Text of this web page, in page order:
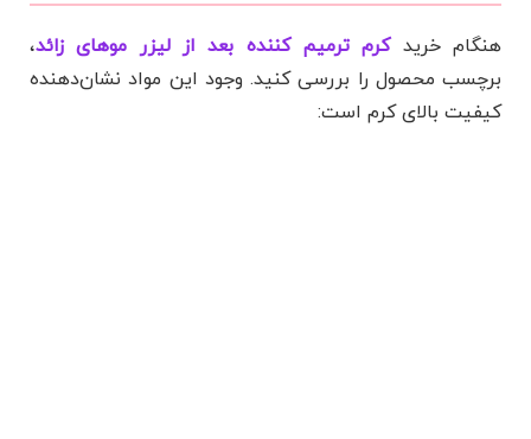
هنگام خریدکرم ترمیم کننده بعد از لیزر موهای زائد،
برچسب محصول را بررسی کنید. وجود این مواد نشان‌دهنده
کیفیت بالای کرم است: